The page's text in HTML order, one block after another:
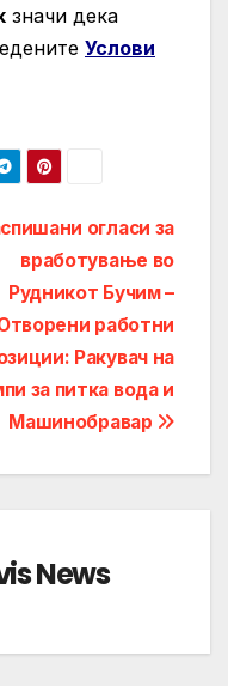
значи дека
Услови
огласи за
вработување во
Рудникот Бучим –
работни
Ракувач на
за питка вода и
Машинобравар
News